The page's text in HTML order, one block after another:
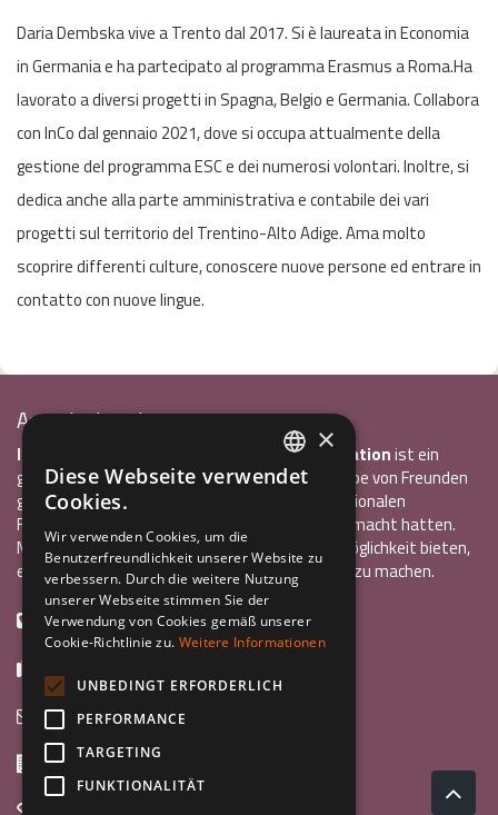
Daria Dembska vive a Trento dal 2017. Si è laureata in Economia
in Germania e ha partecipato al programma Erasmus a Roma.Ha
lavorato a diversi progetti in Spagna, Belgio e Germania. Collabora
con InCo dal gennaio 2021, dove si occupa attualmente della
gestione del programma ESC e dei numerosi volontari. Inoltre, si
dedica anche alla parte amministrativa e contabile dei vari
progetti sul territorio del Trentino-Alto Adige. Ama molto
scoprire differenti culture, conoscere nuove persone ed entrare in
contatto con nuove lingue.
Associazione Inco
InCo – Verein für Interkulturelle Kommunikationist ein
gemeinnütziger Verein, der 2004 von einer Gruppe von Freunden
gegründet wurde, die alle bereits einen internationalen
Freiwilligendienst oder ein Auslandsstudium gemacht hatten.
Mit InCo wollten sie anderen Jugendlichen die Möglichkeit bieten,
eine ähnlich bereichernde Erfahrung im Ausland zu machen.
+39 0461 984355
info@incoweb.org
Via G. Galilei, 24 38122 - Trento (TN)
ITALIAN
GERMAN
×
Diese Webseite verwendet
Cookies.
Wir verwenden Cookies, um die
Benutzerfreundlichkeit unserer Website zu
verbessern. Durch die weitere Nutzung
unserer Webseite stimmen Sie der
Verwendung von Cookies gemäß unserer
Cookie-Richtlinie zu. Weitere Informationen
UNBEDINGT ERFORDERLICH
PERFORMANCE
TARGETING
FUNKTIONALITÄT